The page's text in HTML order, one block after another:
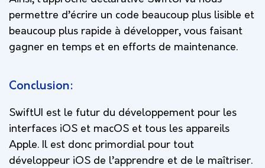
permettre d’écrire un code beaucoup plus lisible et
beaucoup plus rapide à développer, vous faisant
gagner en temps et en efforts de maintenance.
Conclusion:
SwiftUI est le futur du développement pour les
interfaces iOS et macOS et tous les appareils
Apple. Il est donc primordial pour tout
développeur iOS de l’apprendre et de le maîtriser.